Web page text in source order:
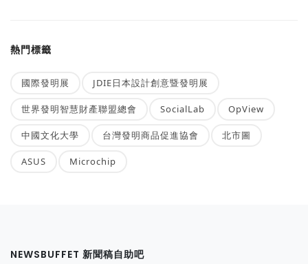
熱門標籤
國際發明展 JDIE日本設計創意暨發明展
世界發明智慧財產聯盟總會 SocialLab OpView
中國文化大學 台灣發明商品促進協會 北市圖
ASUS Microchip
NEWSBUFFET 新聞稿自助吧